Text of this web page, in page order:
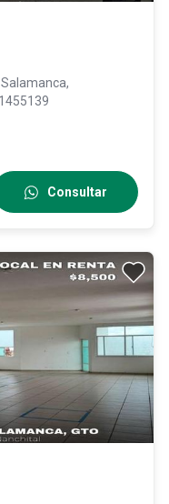
Salamanca,
Consultar